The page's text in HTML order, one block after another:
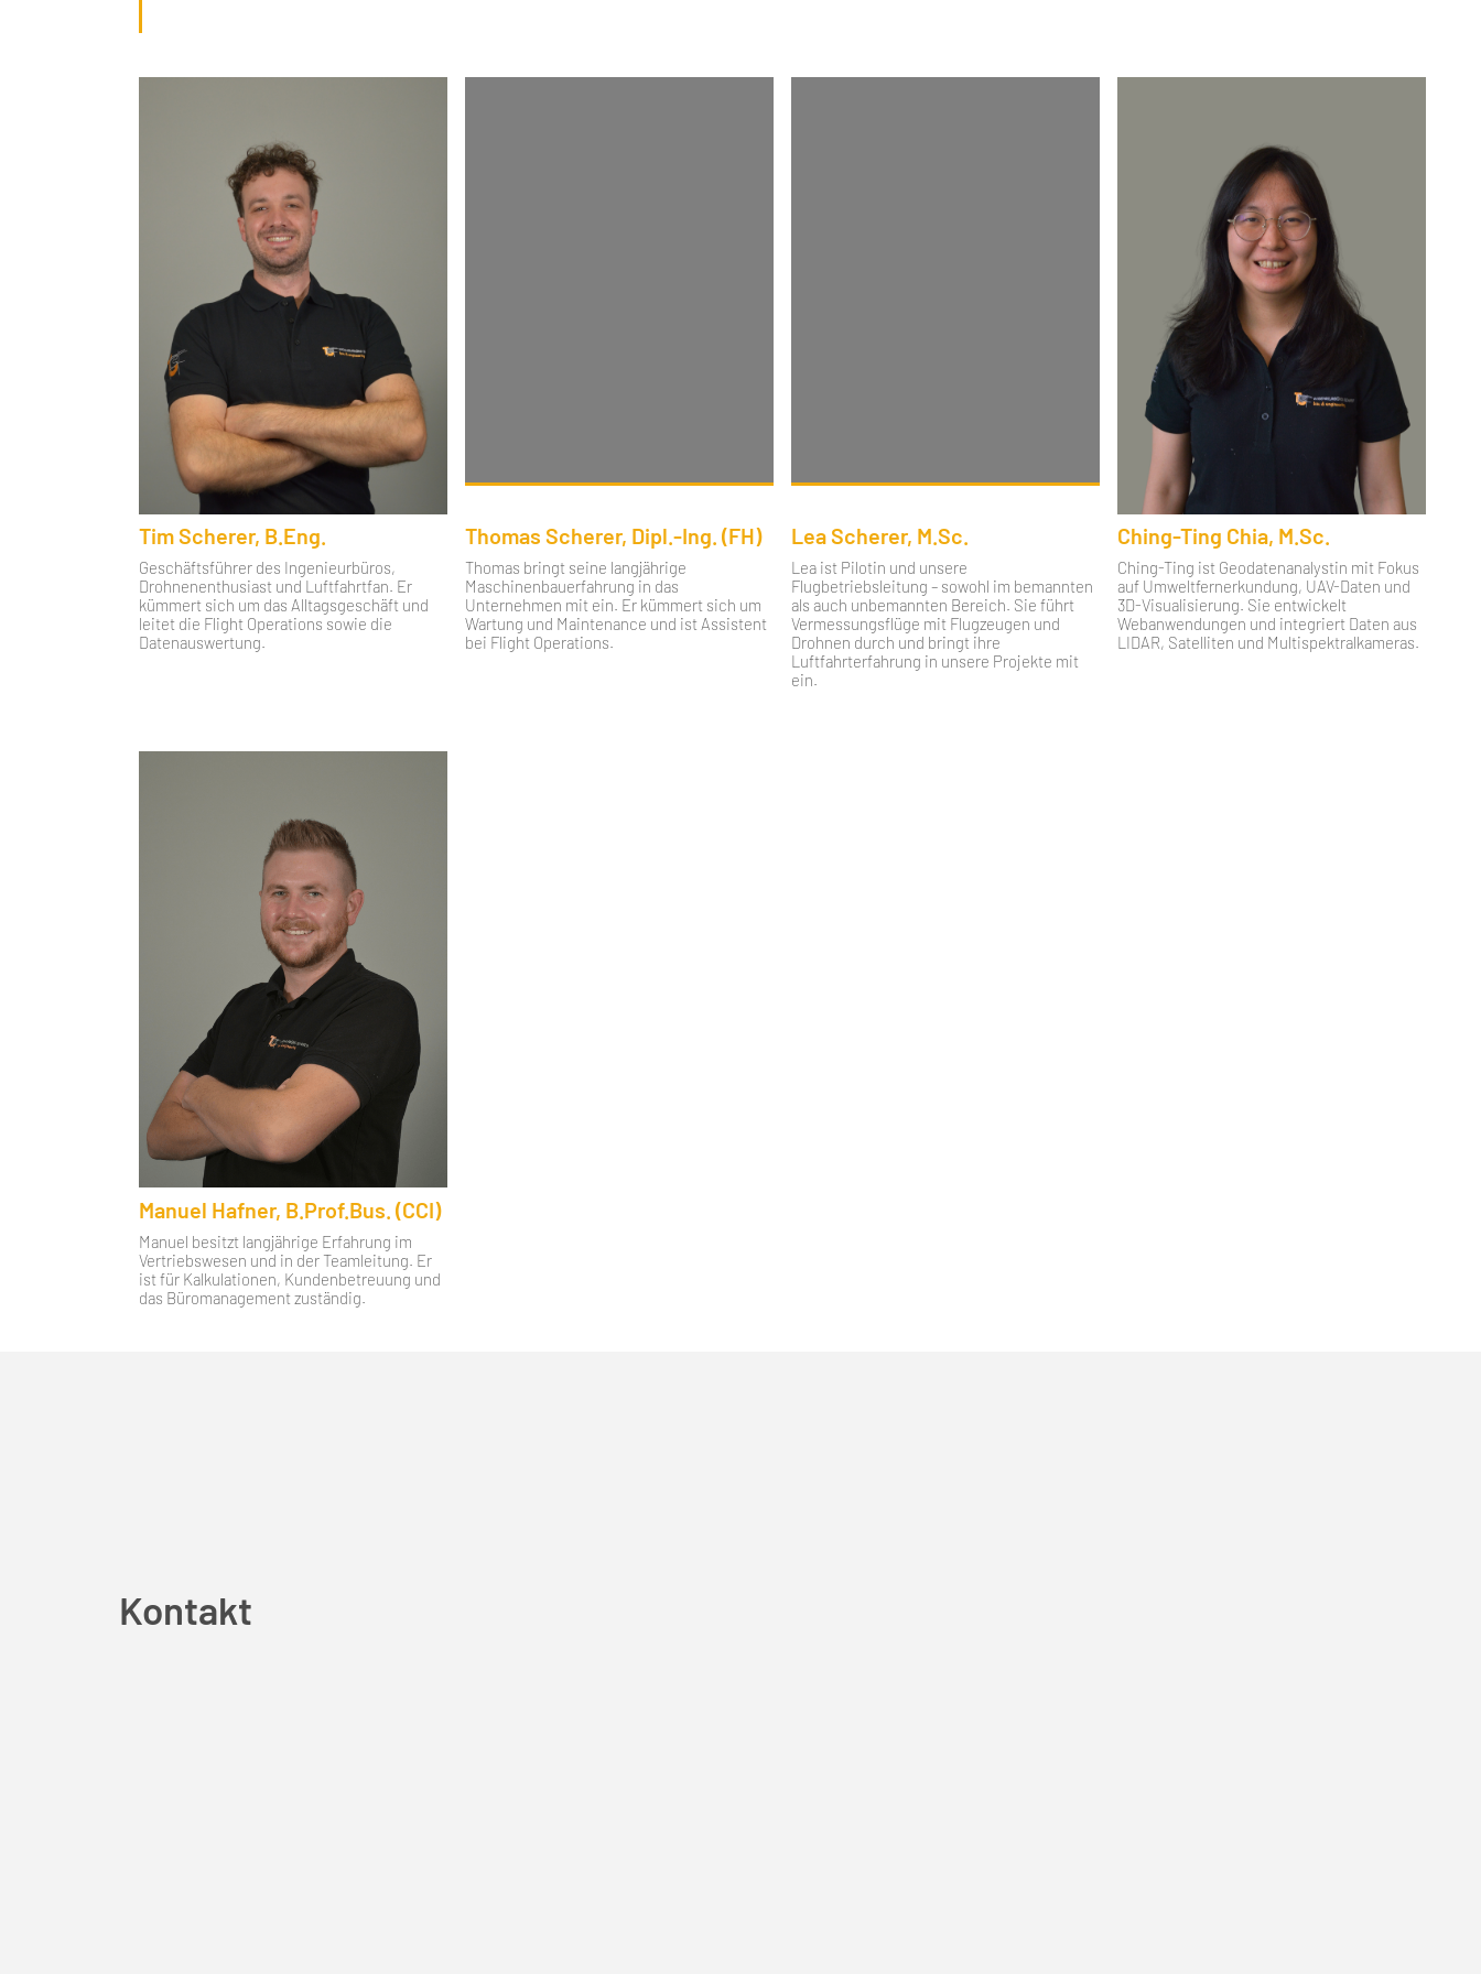
Tim Scherer, B.Eng.
Geschäftsführer des Ingenieurbüros,
Drohnenenthusiast und Luftfahrtfan. Er
kümmert sich um das Alltagsgeschäft und
leitet die Flight Operations sowie die
Datenauswertung.
Thomas Scherer, Dipl.-Ing. (FH)
Thomas bringt seine langjährige
Maschinenbauerfahrung in das
Unternehmen mit ein. Er kümmert sich um
Wartung und Maintenance und ist Assistent
bei Flight Operations.
Lea Scherer, M.Sc.
Lea ist Pilotin und unsere
Flugbetriebsleitung – sowohl im bemannten
als auch unbemannten Bereich. Sie führt
Vermessungsflüge mit Flugzeugen und
Drohnen durch und bringt ihre
Luftfahrterfahrung in unsere Projekte mit
ein.
Ching-Ting Chia, M.Sc.
Ching-Ting ist Geodatenanalystin mit Fokus
auf Umweltfernerkundung, UAV-Daten und
3D-Visualisierung. Sie entwickelt
Webanwendungen und integriert Daten aus
LIDAR, Satelliten und Multispektralkameras.
Manuel Hafner, B.Prof.Bus. (CCI)
Manuel besitzt langjährige Erfahrung im
Vertriebswesen und in der Teamleitung. Er
ist für Kalkulationen, Kundenbetreuung und
das Büromanagement zuständig.
Kontakt